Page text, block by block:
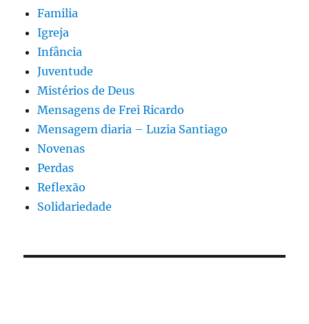
Familia
Igreja
Infância
Juventude
Mistérios de Deus
Mensagens de Frei Ricardo
Mensagem diaria – Luzia Santiago
Novenas
Perdas
Reflexão
Solidariedade